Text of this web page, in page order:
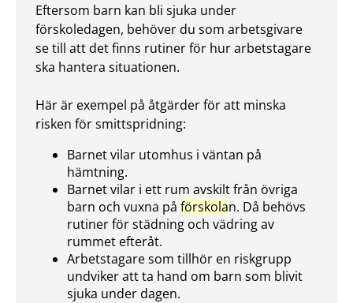
Eftersom barn kan bli sjuka under
förskoledagen, behöver du som arbetsgivare
se till att det finns rutiner för hur arbetstagare
ska hantera situationen.
Här är exempel på åtgärder för att minska
risken för smittspridning:
Barnet vilar utomhus i väntan på
hämtning.
Barnet vilar i ett rum avskilt från övriga
barn och vuxna på förskolan. Då behövs
rutiner för städning och vädring av
rummet efteråt.
Arbetstagare som tillhör en riskgrupp
undviker att ta hand om barn som blivit
sjuka under dagen.